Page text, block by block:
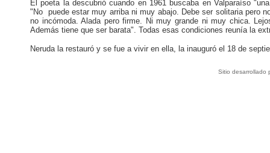
El poeta la descubrió cuando en 1961 buscaba en Valparaíso
"No puede estar muy arriba ni muy abajo. Debe ser solitaria pero
no incómoda. Alada pero firme. Ni muy grande ni muy chica.
Además tiene que ser barata". Todas esas condiciones reunía la
Neruda la restauró y se fue a vivir en ella, la inauguró el 18 de
Sitio desarrollado